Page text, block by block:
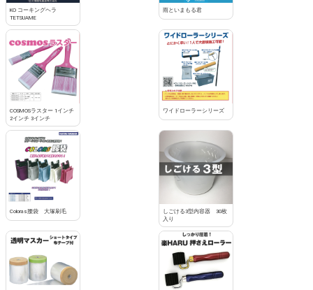
KO コーキングヘラ
TETSUAME
雨といまもる君
COSMOSラスター 1インチ
2インチ 3インチ
ワイドローラーシリーズ
Coloras腰袋 大塚刷毛
しごける3型内容器 30枚
入り